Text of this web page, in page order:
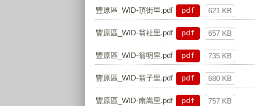
豐原區_WID-頂街里.pdf pdf 621 KB
豐原區_WID-翁社里.pdf pdf 657 KB
豐原區_WID-翁明里.pdf pdf 735 KB
豐原區_WID-翁子里.pdf pdf 680 KB
豐原區_WID-南嵩里.pdf pdf 757 KB